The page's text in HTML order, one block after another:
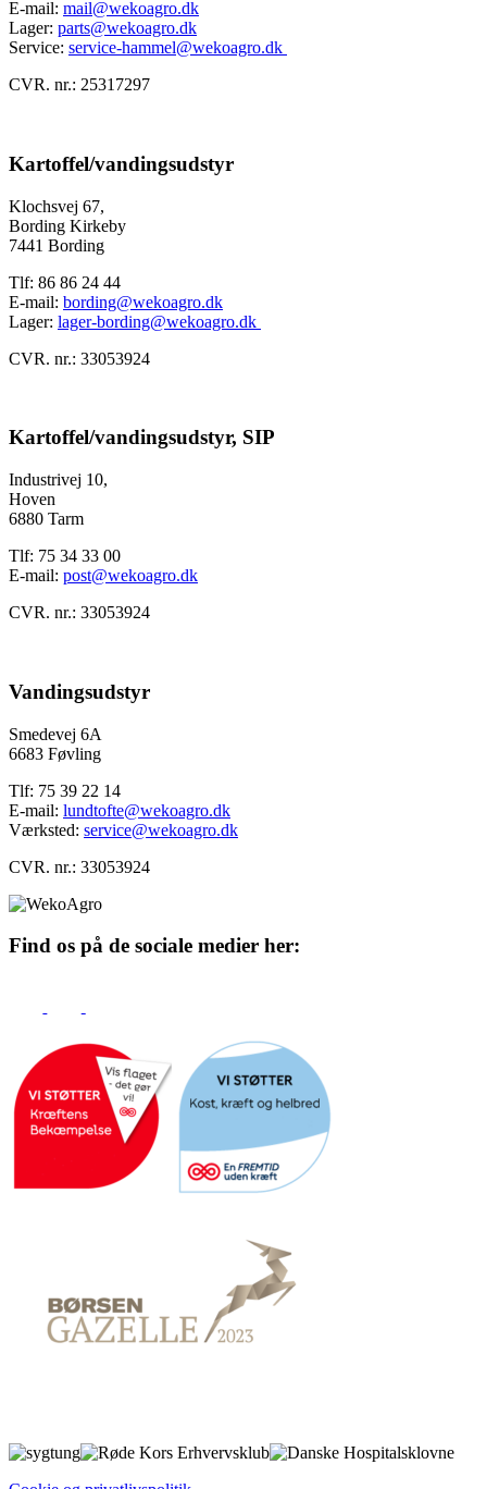
E-mail: mail@wekoagro.dk
Lager: parts@wekoagro.dk
Service: service-hammel@wekoagro.dk
CVR. nr.: 25317297
Kartoffel/vandingsudstyr
Klochsvej 67,
Bording Kirkeby
7441 Bording
Tlf: 86 86 24 44
E-mail: bording@wekoagro.dk
Lager: lager-bording@wekoagro.dk
CVR. nr.: 33053924
Kartoffel/vandingsudstyr, SIP
Industrivej 10,
Hoven
6880 Tarm
Tlf: 75 34 33 00
E-mail: post@wekoagro.dk
CVR. nr.: 33053924
Vandingsudstyr
Smedevej 6A
6683 Føvling
Tlf: 75 39 22 14
E-mail: lundtofte@wekoagro.dk
Værksted: service@wekoagro.dk
CVR. nr.: 33053924
Find os på de sociale medier her: